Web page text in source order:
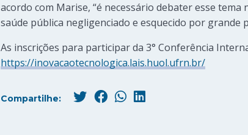
acordo com Marise, “é necessário debater esse
saúde pública negligenciado e esquecido por grande
As inscrições para participar da 3° Conferência
https://inovacaotecnologica.lais.huol.ufrn.br/
Compartilhe: